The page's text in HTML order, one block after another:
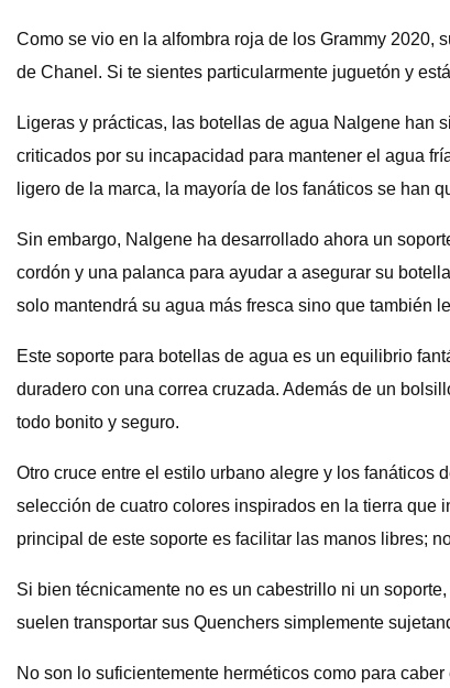
Como se vio en la alfombra roja de los Grammy 2020,
de Chanel. Si te sientes particularmente juguetón y
Ligeras y prácticas, las botellas de agua Nalgene han
criticados por su incapacidad para mantener el agua
ligero de la marca, la mayoría de los fanáticos se han
Sin embargo, Nalgene ha desarrollado ahora un
cordón y una palanca para ayudar a asegurar su
solo mantendrá su agua más fresca sino que también
Este soporte para botellas de agua es un equilibrio
duradero con una correa cruzada. Además de un
todo bonito y seguro.
Otro cruce entre el estilo urbano alegre y los fanáticos
selección de cuatro colores inspirados en la tierra
principal de este soporte es facilitar las manos libres;
Si bien técnicamente no es un cabestrillo ni un
suelen transportar sus Quenchers simplemente
No son lo suficientemente herméticos como para